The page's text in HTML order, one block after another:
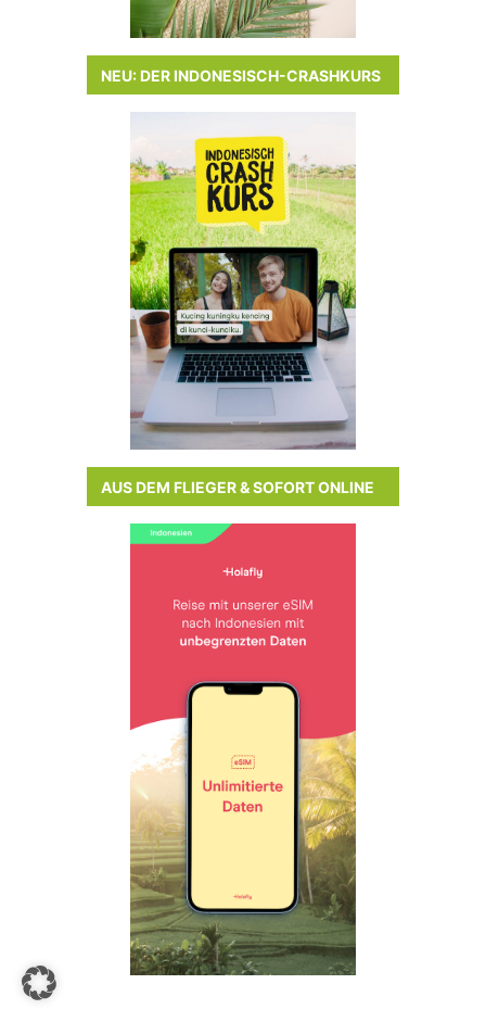
NEU: DER INDONESISCH-CRASHKURS
AUS DEM FLIEGER & SOFORT ONLINE